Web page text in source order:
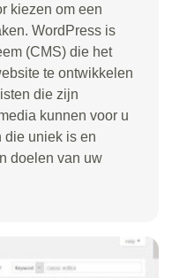
kiezen om een
WordPress is
(CMS) die het
te ontwikkelen
die zijn
kunnen voor u
die uniek is en
doelen van uw